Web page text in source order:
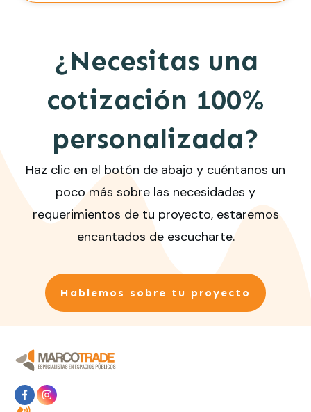
¿Necesitas una
cotización 100%
personalizada?
Haz clic en el botón de abajo y cuéntanos un
poco más sobre las necesidades y
requerimientos de tu proyecto, estaremos
encantados de escucharte.
Hablemos sobre tu proyecto